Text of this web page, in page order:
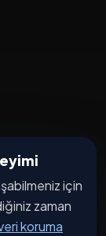
için
zaman
koruma